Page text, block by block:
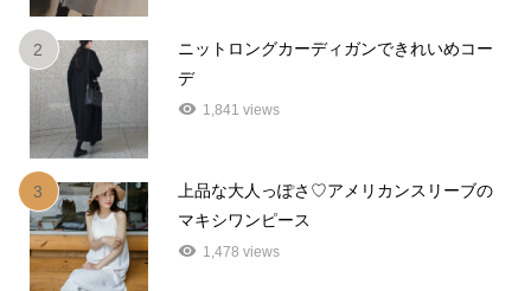
2
ニットロングカーディガンできれいめコー
デ
1,841 views
3
上品な大人っぽさ♡アメリカンスリーブの
マキシワンピース
1,478 views